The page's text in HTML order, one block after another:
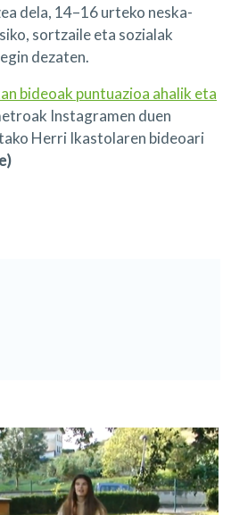
dela, 14–16 urteko neska-
sortzaile eta sozialak
dezaten.
bideoak puntuazioa ahalik eta
Instagramen duen
Herri Ikastolaren bideoari